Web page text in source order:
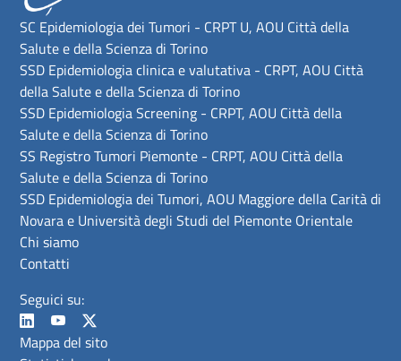
SC Epidemiologia dei Tumori - CRPT U, AOU Città della
Salute e della Scienza di Torino
SSD Epidemiologia clinica e valutativa - CRPT, AOU Città
della Salute e della Scienza di Torino
SSD Epidemiologia Screening - CRPT, AOU Città della
Salute e della Scienza di Torino
SS Registro Tumori Piemonte - CRPT, AOU Città della
Salute e della Scienza di Torino
SSD Epidemiologia dei Tumori, AOU Maggiore della Carità di
Novara e Università degli Studi del Piemonte Orientale
Chi siamo
Contatti
Seguici su:
Mappa del sito